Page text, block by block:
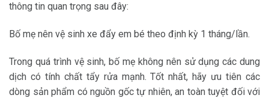
thông tin quan trọng sau đây:
Bố mẹ nên vệ sinh xe đẩy em bé theo định kỳ 1 tháng/lần.
Trong quá trình vệ sinh, bố mẹ không nên sử dụng các dung
dịch có tính chất tẩy rửa mạnh. Tốt nhất, hãy ưu tiên các
dòng sản phẩm có nguồn gốc tự nhiên, an toàn tuyệt đối với